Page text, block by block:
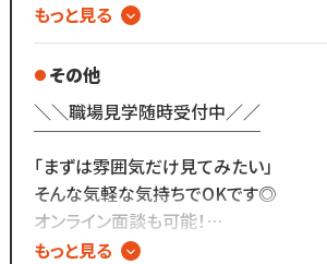
WHITE EYEです◎
好きな曜日に出勤いただけます！
‥‥‥‥‥‥‥‥‥‥‥‥‥‥
頑張った分だけ
しっかりお給料に反映される仕組みです。
もっと見る
その他
＼＼職場見学随時受付中／／
￣￣￣￣￣￣￣￣￣￣￣￣￣
「まずは雰囲気だけ見てみたい」
そんな気軽な気持ちでOKです◎
オンライン面談も可能！
お気軽にお問い合わせください。
もっと見る